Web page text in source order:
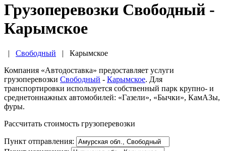
Грузоперевозки Свободный -
Карымское
| Свободный | Карымское
Компания «Автодоставка» предоставляет услуги
грузоперевозки Свободный - Карымское. Для
транспортировки используется собственный парк крупно- и
среднетоннажных автомобилей: «Газели», «Бычки», КамАЗы,
фуры.
Рассчитать стоимость грузоперевозки
Пункт отправления: